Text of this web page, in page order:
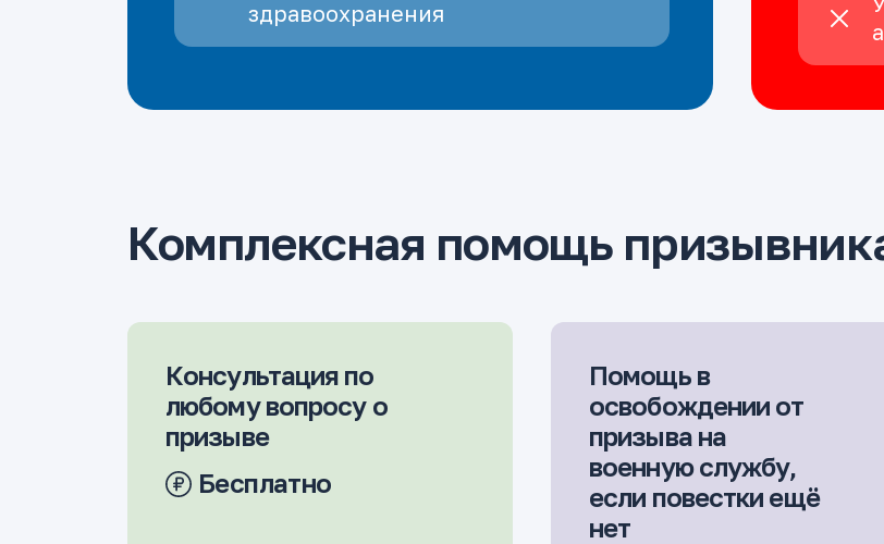
здравоохранения
Комплексная помощь
Консультация по
любому вопросу о
призыве
Бесплатно
Помощь в
освобождении от
призыва на
военную службу,
если повестки ещё
нет